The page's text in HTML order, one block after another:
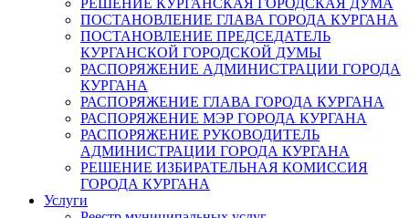
РЕШЕНИЕ КУРГАНСКАЯ ГОРОДСКАЯ ДУМА
ПОСТАНОВЛЕНИЕ ГЛАВА ГОРОДА КУРГАНА
ПОСТАНОВЛЕНИЕ ПРЕДСЕДАТЕЛЬ
КУРГАНСКОЙ ГОРОДСКОЙ ДУМЫ
РАСПОРЯЖЕНИЕ АДМИНИСТРАЦИИ ГОРОДА
КУРГАНА
РАСПОРЯЖЕНИЕ ГЛАВА ГОРОДА КУРГАНА
РАСПОРЯЖЕНИЕ МЭР ГОРОДА КУРГАНА
РАСПОРЯЖЕНИЕ РУКОВОДИТЕЛЬ
АДМИНИСТРАЦИИ ГОРОДА КУРГАНА
РЕШЕНИЕ ИЗБИРАТЕЛЬНАЯ КОМИССИЯ
ГОРОДА КУРГАНА
Услуги